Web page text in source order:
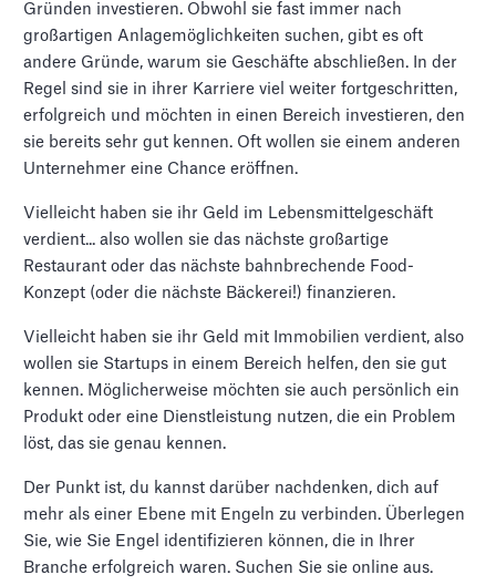
Gründen investieren. Obwohl sie fast immer nach
großartigen Anlagemöglichkeiten suchen, gibt es oft
andere Gründe, warum sie Geschäfte abschließen. In der
Regel sind sie in ihrer Karriere viel weiter fortgeschritten,
erfolgreich und möchten in einen Bereich investieren, den
sie bereits sehr gut kennen. Oft wollen sie einem anderen
Unternehmer eine Chance eröffnen.
Vielleicht haben sie ihr Geld im Lebensmittelgeschäft
verdient... also wollen sie das nächste großartige
Restaurant oder das nächste bahnbrechende Food-
Konzept (oder die nächste Bäckerei!) finanzieren.
Vielleicht haben sie ihr Geld mit Immobilien verdient, also
wollen sie Startups in einem Bereich helfen, den sie gut
kennen. Möglicherweise möchten sie auch persönlich ein
Produkt oder eine Dienstleistung nutzen, die ein Problem
löst, das sie genau kennen.
Der Punkt ist, du kannst darüber nachdenken, dich auf
mehr als einer Ebene mit Engeln zu verbinden. Überlegen
Sie, wie Sie Engel identifizieren können, die in Ihrer
Branche erfolgreich waren. Suchen Sie sie online aus.